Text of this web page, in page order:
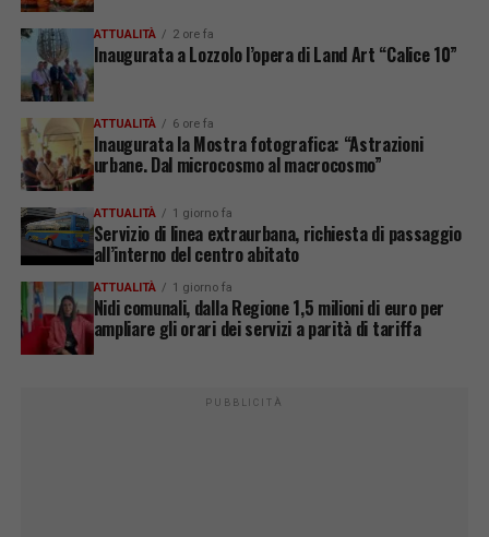
ATTUALITÀ 2 ore fa
Inaugurata a Lozzolo l’opera di Land Art “Calice 10”
ATTUALITÀ 6 ore fa
Inaugurata la Mostra fotografica: “Astrazioni
urbane. Dal microcosmo al macrocosmo”
ATTUALITÀ 1 giorno fa
Servizio di linea extraurbana, richiesta di passaggio
all’interno del centro abitato
ATTUALITÀ 1 giorno fa
Nidi comunali, dalla Regione 1,5 milioni di euro per
ampliare gli orari dei servizi a parità di tariffa
PUBBLICITÀ